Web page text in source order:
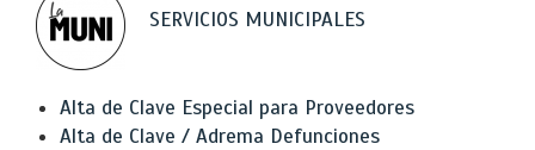
SERVICIOS MUNICIPALES
Alta de Clave Especial para Proveedores
Alta de Clave / Adrema Defunciones